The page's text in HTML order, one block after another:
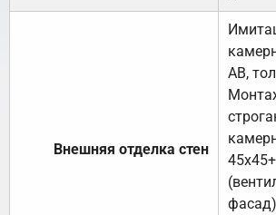
Внешняя отделка стен
АВ,